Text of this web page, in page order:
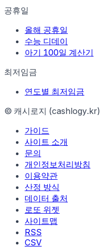
공휴일
올해 공휴일
수능 디데이
아기 100일 계산기
최저임금
연도별 최저임금
© 캐시로지 (cashlogy.kr)
가이드
사이트 소개
문의
개인정보처리방침
이용약관
산정 방식
데이터 출처
로또 위젯
사이트맵
RSS
CSV